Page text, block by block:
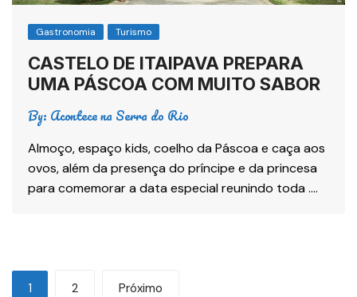
Gastronomia Turismo
CASTELO DE ITAIPAVA PREPARA
UMA PÁSCOA COM MUITO SABOR
By: Acontece na Serra do Rio
Almoço, espaço kids, coelho da Páscoa e caça aos
ovos, além da presença do príncipe e da princesa
para comemorar a data especial reunindo toda ….
1 2 Próximo